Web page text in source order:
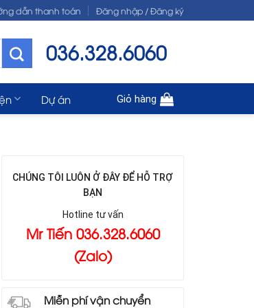
dẫn thanh toán Đăng nhập / Đăng ký
036.328.6060
Dự án Giỏ hàng
CHÚNG TÔI LUÔN Ở ĐÂY ĐỂ HỖ TRỢ
BẠN
Hotline tư vấn
Mr Tiến 036.328.6060
(Zalo)
Miễn phí vận chuyển